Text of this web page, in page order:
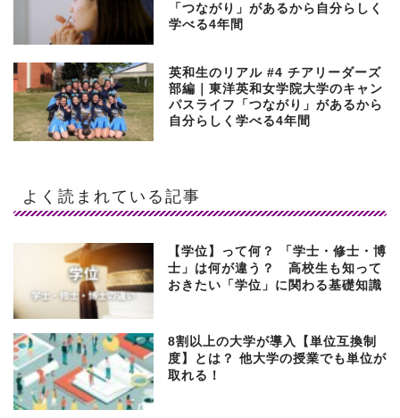
「つながり」があるから自分らしく
学べる4年間
英和生のリアル #4 チアリーダーズ
部編｜東洋英和女学院大学のキャン
パスライフ「つながり」があるから
自分らしく学べる4年間
よく読まれている記事
【学位】って何？ 「学士・修士・博
士」は何が違う？ 高校生も知って
おきたい「学位」に関わる基礎知識
8割以上の大学が導入【単位互換制
度】とは？ 他大学の授業でも単位が
取れる！